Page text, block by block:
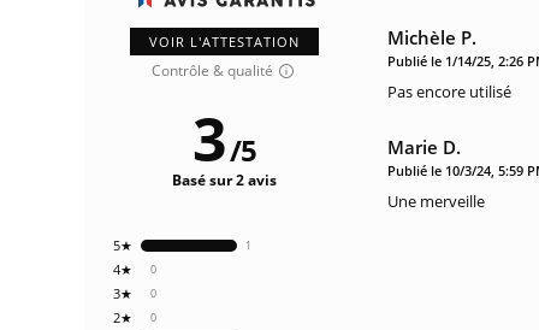
VOIR L'ATTESTATION
Contrôle & qualité
0
2★
0
3★
0
4★
1
5★
3/5
Basé sur 2 avis
Michèle P.
Publié le 1/14/25, 2:26
Pas encore utilisé
Marie D.
Publié le 10/3/24, 5:59
Une merveille